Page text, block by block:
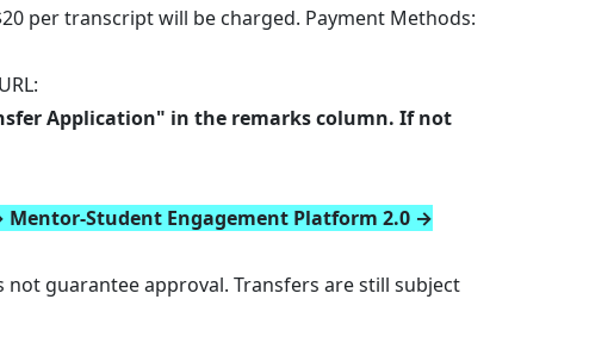
per transcript will be charged. Payment Methods:
Application" in the remarks column. If not
Student Engagement Platform 2.0 →
guarantee approval. Transfers are still subject